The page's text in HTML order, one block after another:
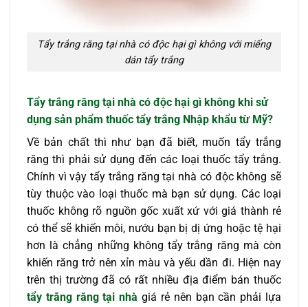
Tẩy trắng răng tại nhà có độc hại gì không với miếng
dán tẩy trắng
Tẩy trắng răng tại nhà có độc hại gì không khi sử
dụng sản phẩm thuốc tẩy trắng Nhập khẩu từ Mỹ?
Về bản chất thì như bạn đã biết, muốn tẩy trắng
răng thì phải sử dụng đến các loại thuốc tẩy trắng.
Chính vì vậy tẩy trắng răng tại nhà có độc không sẽ
tùy thuộc vào loại thuốc mà bạn sử dụng. Các loại
thuốc không rõ nguồn gốc xuất xứ với giá thành rẻ
có thể sẽ khiến môi, nướu bạn bị dị ứng hoặc tệ hại
hơn là chẳng những không tẩy trắng răng mà còn
khiến răng trở nên xỉn màu và yếu dần đi. Hiện nay
trên thị trường đã có rất nhiều địa điểm bán thuốc
tẩy trắng răng tại nhà giá rẻ nên bạn cần phải lựa